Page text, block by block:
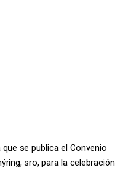
se publica el Convenio
sro, para la celebración